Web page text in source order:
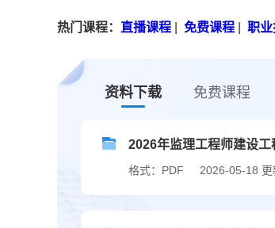
热门课程： 直播课程 免费课程 职
资料下载 免费课程
2026年监理工程师建设
格式：PDF 2026-05-18 更